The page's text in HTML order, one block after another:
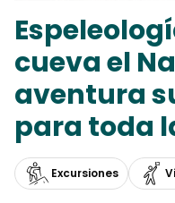
cueva el
aventura
para toda
Excursiones